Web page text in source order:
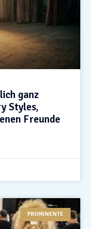
ganz
Styles,
Freunde
PROMINENTE